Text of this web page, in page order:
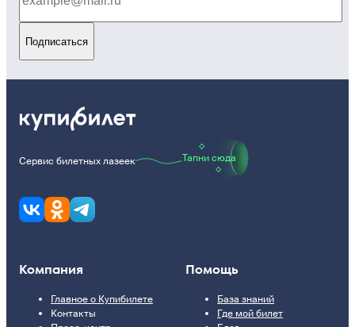
Подписаться
Сервис билетных лазеек Тапни сюда
Компания
Главное о Купибилете
Контакты
Помощь
База знаний
Где мой билет